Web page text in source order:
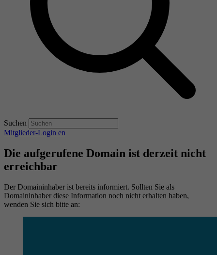
Suchen
Mitglieder-Login en
Die aufgerufene Domain ist derzeit nicht
erreichbar
Der Domaininhaber ist bereits informiert. Sollten Sie als
Domaininhaber diese Information noch nicht erhalten haben,
wenden Sie sich bitte an: